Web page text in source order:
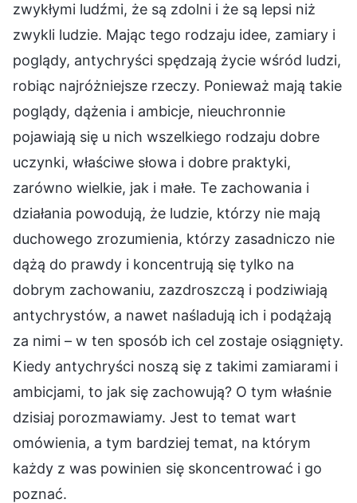
zwykłymi ludźmi, że są zdolni i że są lepsi niż
zwykli ludzie. Mając tego rodzaju idee, zamiary i
poglądy, antychryści spędzają życie wśród ludzi,
robiąc najróżniejsze rzeczy. Ponieważ mają takie
poglądy, dążenia i ambicje, nieuchronnie
pojawiają się u nich wszelkiego rodzaju dobre
uczynki, właściwe słowa i dobre praktyki,
zarówno wielkie, jak i małe. Te zachowania i
działania powodują, że ludzie, którzy nie mają
duchowego zrozumienia, którzy zasadniczo nie
dążą do prawdy i koncentrują się tylko na
dobrym zachowaniu, zazdroszczą i podziwiają
antychrystów, a nawet naśladują ich i podążają
za nimi – w ten sposób ich cel zostaje osiągnięty.
Kiedy antychryści noszą się z takimi zamiarami i
ambicjami, to jak się zachowują? O tym właśnie
dzisiaj porozmawiamy. Jest to temat wart
omówienia, a tym bardziej temat, na którym
każdy z was powinien się skoncentrować i go
poznać.